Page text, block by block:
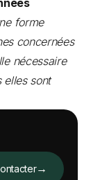
forme
concernées
nécessaire
elles sont
→